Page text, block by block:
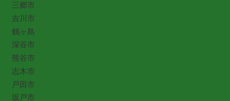
三郷市
吉川市
鶴ヶ島
深谷市
熊谷市
志木市
戸田市
坂戸市